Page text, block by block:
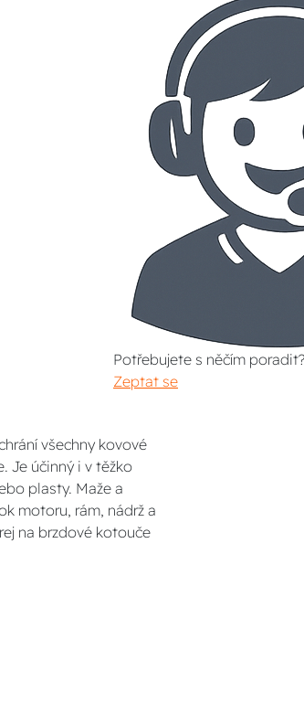
Potřebujete s něčím poradit?
Zeptat se
všechny kovové
Je účinný i v těžko
plasty. Maže a
motoru, rám, nádrž a
na brzdové kotouče